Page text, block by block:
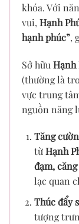
khóa. Với
vui, Hạnh
hạnh phúc”,
Sở hữu Hạnh
(thường là
vực trung
nguồn năng
Tăng
từHạnh
đạm,
lạc quan
Thúc đẩy
tượng